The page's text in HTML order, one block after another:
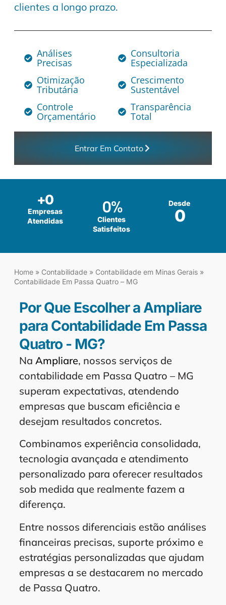
clientes a longo prazo.
Análises
Precisas
Otimização
Tributária
Controle
Orçamentário
Consultoria
Especializada
Crescimento
Sustentável
Transparência
Total
Entrar Em Contato
+0
Empresas
Atendidas
0%
Clientes
Satisfeitos
Desde
0
Home » Contabilidade » Contabilidade em Minas Gerais »
Contabilidade Em Passa Quatro – MG
Por Que Escolher a Ampliare
para Contabilidade Em Passa
Quatro - MG?
Na Ampliare, nossos serviços de
contabilidade em Passa Quatro – MG
superam expectativas, atendendo
empresas que buscam eficiência e
desejam resultados concretos.
Combinamos experiência consolidada,
tecnologia avançada e atendimento
personalizado para oferecer resultados
sob medida que realmente fazem a
diferença.
Entre nossos diferenciais estão análises
financeiras precisas, suporte próximo e
estratégias personalizadas que ajudam
empresas a se destacarem no mercado
de Passa Quatro.